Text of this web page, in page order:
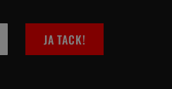
JA TACK!